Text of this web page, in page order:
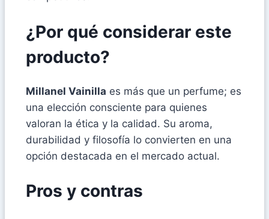
¿Por qué considerar este
producto?
Millanel Vainilla es más que un perfume; es
una elección consciente para quienes
valoran la ética y la calidad. Su aroma,
durabilidad y filosofía lo convierten en una
opción destacada en el mercado actual.
Pros y contras